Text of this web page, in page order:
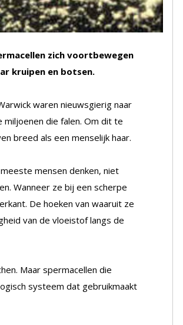
zich voortbewegen
kruipen en botsen.
waren nieuwsgierig naar
die falen. Om dit te
breed als een menselijk haar.
mensen denken, niet
Wanneer ze bij een scherpe
De hoeken van waaruit ze
van de vloeistof langs de
Maar spermacellen die
systeem dat gebruikmaakt